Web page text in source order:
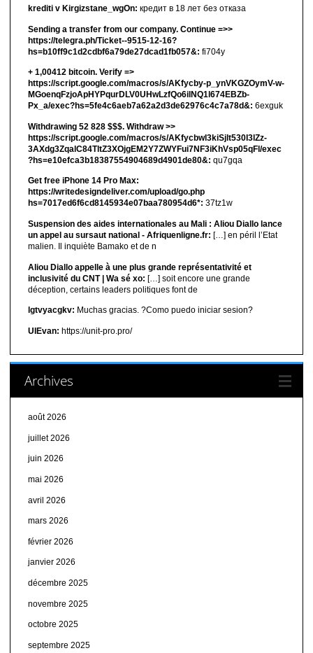
krediti v Kirgizstane_wgOn: кредит в 18 лет без отказа
Sending a transfer from our company. Continue =>>
https://telegra.ph/Ticket--9515-12-16?
hs=b10ff9c1d2cdbf6a79de27dcad1fb057&: fi704y
+ 1,00412 bitсоin. Verify =>
https://script.google.com/macros/s/AKfycby-p_ynVKGZOymV-w-
MGoenqFzjoApHYPqurDLV0UHwLzfQo6ilNQ1l674EBZb-
Px_a/exec?hs=5fe4c6aeb7a62a2d3de62976c4c7a78d&: 6exguk
Withdrawing 52 828 $$$. Withdrаw >>
https://script.google.com/macros/s/AKfycbwl3kiSjlt530I3lZz-
3AXdg3ZqalC84TltZ3XOjgEM2Y7ZWYFui7NF3iKhVsp05qFl/exec
?hs=e10efca3b18387554904689d4901de80&: qu7gqa
Get free iPhone 14 Pro Max:
https://writedesigndeliver.com/upload/go.php
hs=7017ed6f6cd8145934e07baa780954d6*: 37tz1w
Suspension des aides internationales au Mali : Aliou Diallo lance
un appel au sursaut national - Afriquenligne.fr: […] en péril l’Etat
malien. Il inquiète Bamako et de n
Aliou Diallo appelle à une plus grande représentativité et
inclusivité du CNT | Wa sé xo: […] soit encore une grande
déception, certains leaders politiques font de
lgtvyacgkv: Muchas gracias. ?Como puedo iniciar sesion?
UIEvan: https://unit-pro.pro/
Archives
août 2026
juillet 2026
juin 2026
mai 2026
avril 2026
mars 2026
février 2026
janvier 2026
décembre 2025
novembre 2025
octobre 2025
septembre 2025